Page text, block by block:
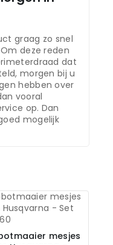
graag zo snel
deze reden
dat
morgen bij u
hebben over
vooral
op. Dan
mogelijk
mesjes